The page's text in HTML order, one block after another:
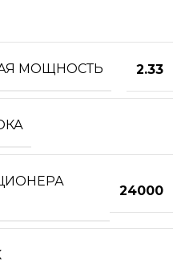
МОЩНОСТЬ 2.33
24000